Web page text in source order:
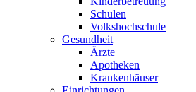
Schulen
Volkshochschule
Gesundheit
Ärzte
Apotheken
Krankenhäuser